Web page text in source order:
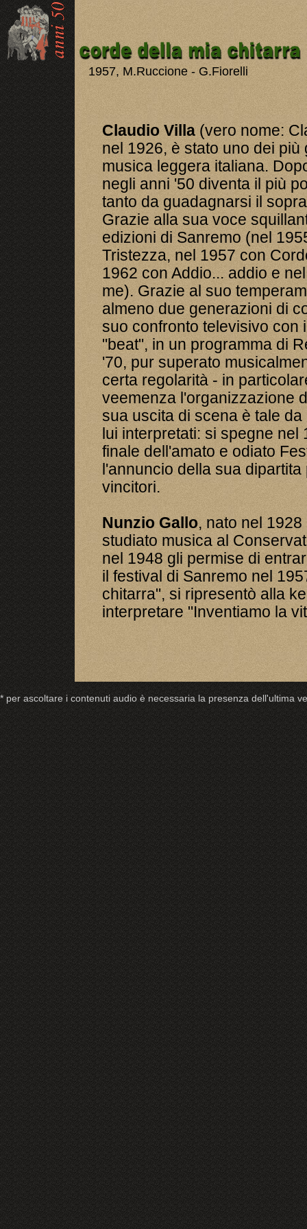
1957, M.Ruccione - G.Fiorelli
Claudio Villa (vero nome:
nel 1926, è stato uno dei
musica leggera italiana.
negli anni '50 diventa il più
tanto da guadagnarsi il
Grazie alla sua voce
edizioni di Sanremo (nel
Tristezza, nel 1957 con
1962 con Addio... addio e
me). Grazie al suo
almeno due generazioni di
suo confronto televisivo con
"beat", in un programma di
'70, pur superato
certa regolarità - in
veemenza l'organizzazione
sua uscita di scena è tale
lui interpretati: si spegne nel
finale dell'amato e odiato
l'annuncio della sua
vincitori.
Nunzio Gallo, nato nel
studiato musica al
nel 1948 gli permise di
il festival di Sanremo nel
chitarra", si ripresentò alla
interpretare "Inventiamo la
* per ascoltare i contenuti audio è necessaria la presenza dell'ultima